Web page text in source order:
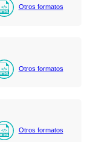
Otros formatos
Otros formatos
Otros formatos